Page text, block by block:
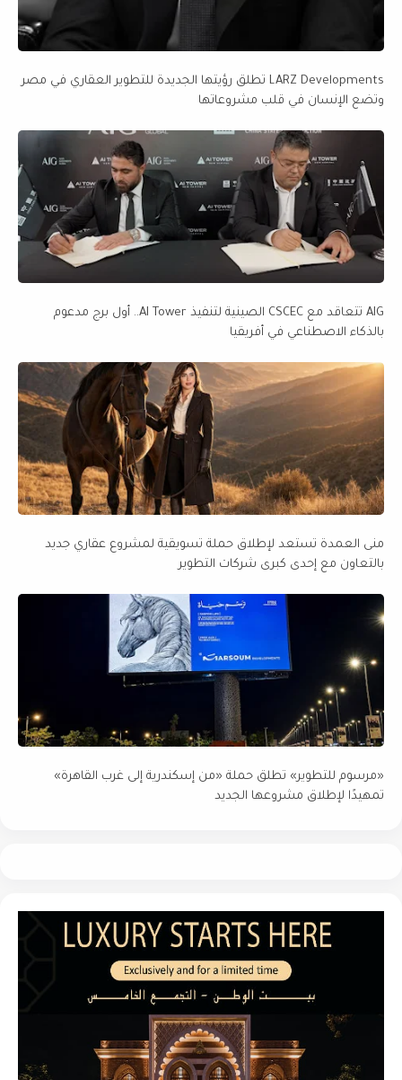
LARZ Developments تطلق رؤيتها الجديدة للتطوير العقاري في مصر
وتضع الإنسان في قلب مشروعاتها
AIG تتعاقد مع CSCEC الصينية لتنفيذ AI Tower.. أول برج مدعوم
بالذكاء الاصطناعي في أفريقيا
منى العمدة تستعد لإطلاق حملة تسويقية لمشروع عقاري جديد
بالتعاون مع إحدى كبرى شركات التطوير
«مرسوم للتطوير» تطلق حملة «من إسكندرية إلى غرب القاهرة»
تمهيدًا لإطلاق مشروعها الجديد